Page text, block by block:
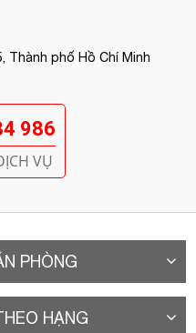
Thành phố Hồ Chí Minh
986
VỤ
PHÒNG
HẠNG